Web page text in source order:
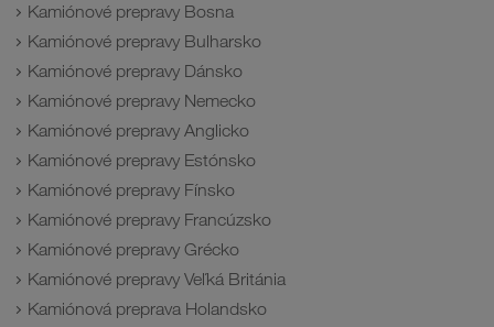
Kamiónové prepravy Bosna
Kamiónové prepravy Bulharsko
Kamiónové prepravy Dánsko
Kamiónové prepravy Nemecko
Kamiónové prepravy Anglicko
Kamiónové prepravy Estónsko
Kamiónové prepravy Fínsko
Kamiónové prepravy Francúzsko
Kamiónové prepravy Grécko
Kamiónové prepravy Veľká Británia
Kamiónová preprava Holandsko